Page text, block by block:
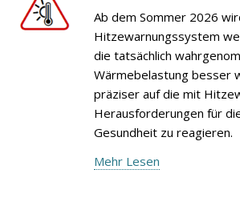
Ab dem Sommer 2026
Hitzewarnungssystem
die tatsächlich
Wärmebelastung besser
präziser auf die mit
Herausforderungen für
Gesundheit zu reagieren.
Mehr Lesen